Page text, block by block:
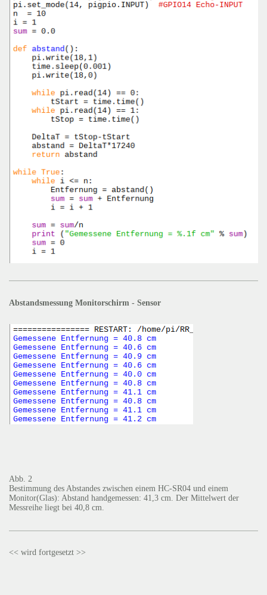
Abstandsmessung Monitorschirm - Sensor
Abb. 2
Bestimmung des Abstandes zwischen einem HC-SR04 und einem
Monitor(Glas): Abstand handgemessen: 41,3 cm. Der Mittelwert der
Messreihe liegt bei 40,8 cm.
<< wird fortgesetzt >>